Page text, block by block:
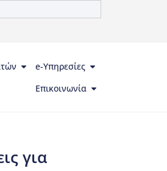
e-Υπηρεσίες
Επικοινωνία
για